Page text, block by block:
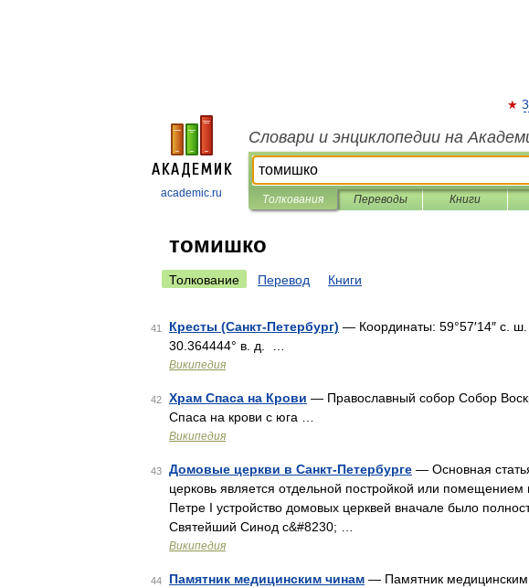
academic.ru
Словари и энциклопедии на
Толкования Переводы Книги
томишко
Толкование Перевод Книги
41 Кресты (Санкт-Петербург) — Координаты: 59°57′14″ с. ш.
30.364444° в. д. …
Википедия
42 Храм Спаса на Крови — Православный собор Собор
Спаса на крови с юга …
Википедия
43 Домовые церкви в Санкт-Петербурге — Основная
церковь является отдельной постройкой или
Петре I устройство домовых церквей вначале было
Святейший Синод с&#8230; …
Википедия
44 Памятник медицинским чинам — Памятник медицинским